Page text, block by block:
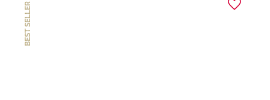
BEST SELLER